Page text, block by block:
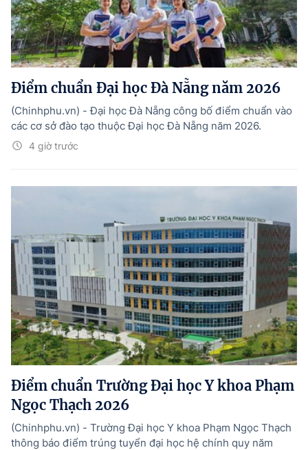
Điểm chuẩn Đại học Đà Nẵng năm 2026
4 giờ trước
(Chinhphu.vn) - Đại học Đà Nẵng công bố điểm chuẩn vào
các cơ sở đào tạo thuộc Đại học Đà Nẵng năm 2026.
Điểm chuẩn Trường Đại học Y khoa Phạm
Ngọc Thạch 2026
(Chinhphu.vn) - Trường Đại học Y khoa Phạm Ngọc Thạch
thông báo điểm trúng tuyển đại học hệ chính quy năm